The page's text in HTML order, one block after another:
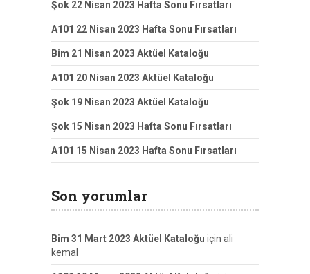
Şok 22 Nisan 2023 Hafta Sonu Fırsatları
A101 22 Nisan 2023 Hafta Sonu Fırsatları
Bim 21 Nisan 2023 Aktüel Kataloğu
A101 20 Nisan 2023 Aktüel Kataloğu
Şok 19 Nisan 2023 Aktüel Kataloğu
Şok 15 Nisan 2023 Hafta Sonu Fırsatları
A101 15 Nisan 2023 Hafta Sonu Fırsatları
Son yorumlar
Bim 31 Mart 2023 Aktüel Kataloğu için ali
kemal